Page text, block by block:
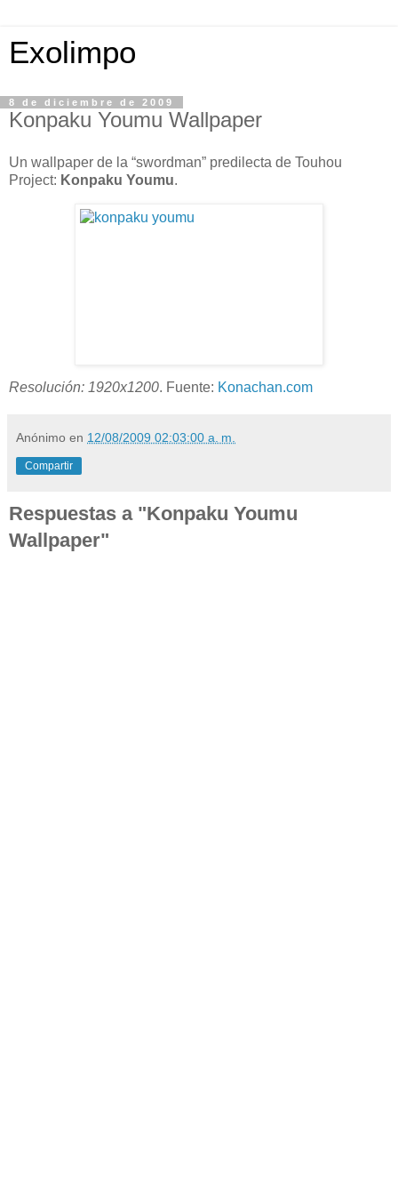
Exolimpo
8 de diciembre de 2009
Konpaku Youmu Wallpaper
Un wallpaper de la “swordman” predilecta de Touhou
Project: Konpaku Youmu.
Resolución: 1920x1200. Fuente: Konachan.com
Anónimo en 12/08/2009 02:03:00 a. m.
Compartir
Respuestas a "Konpaku Youmu
Wallpaper"